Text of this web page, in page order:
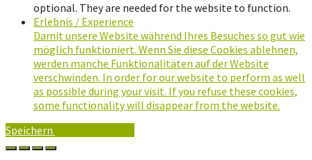
optional. They are needed for the website to function.
Erlebnis / Experience
Damit unsere Website während Ihres Besuches so gut wie
möglich funktioniert. Wenn Sie diese Cookies ablehnen,
werden manche Funktionalitäten auf der Website
verschwinden. In order for our website to perform as well
as possible during your visit. If you refuse these cookies,
some functionality will disappear from the website.
Speichern